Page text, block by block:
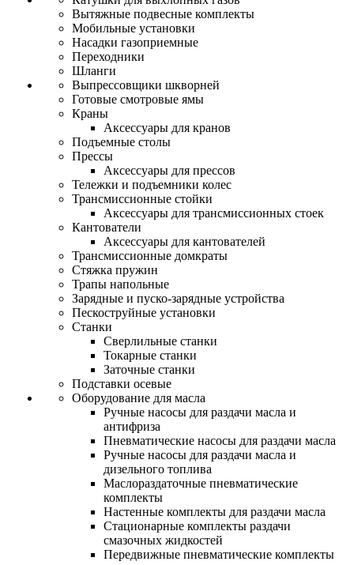
Вытяжные подвесные комплекты
Мобильные установки
Насадки газоприемные
Переходники
Шланги
Выпрессовщики шкворней
Готовые смотровые ямы
Краны
Аксессуары для кранов
Подъемные столы
Прессы
Аксессуары для прессов
Тележки и подъемники колес
Трансмиссионные стойки
Аксессуары для трансмиссионных стоек
Кантователи
Аксессуары для кантователей
Трансмиссионные домкраты
Стяжка пружин
Трапы напольные
Зарядные и пуско-зарядные устройства
Пескоструйные установки
Станки
Сверлильные станки
Токарные станки
Заточные станки
Подставки осевые
Оборудование для масла
Ручные насосы для раздачи масла и
антифриза
Пневматические насосы для раздачи масла
Ручные насосы для раздачи масла и
дизельного топлива
Маслораздаточные пневматические
комплекты
Настенные комплекты для раздачи масла
Стационарные комплекты раздачи
смазочных жидкостей
Передвижные пневматические комплекты